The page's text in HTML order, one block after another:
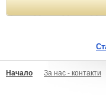
Начало За нас - контакти